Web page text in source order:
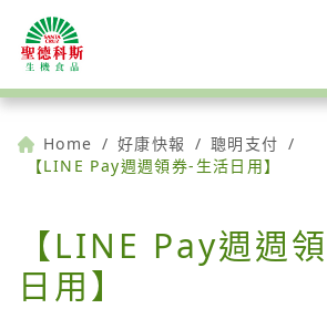
Home / 好康快報 / 聰明支付 /
【LINE Pay週週領券-生活日用】
【LINE Pay週週
日用】